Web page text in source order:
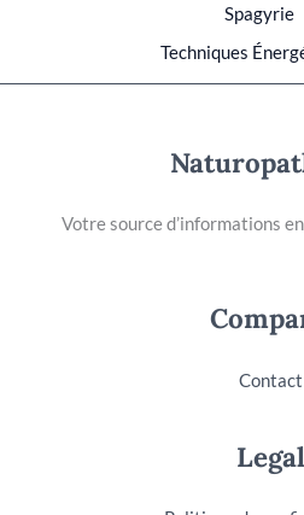
Spagyrie
Techniques
Votre source d’informations
Contact
Legal